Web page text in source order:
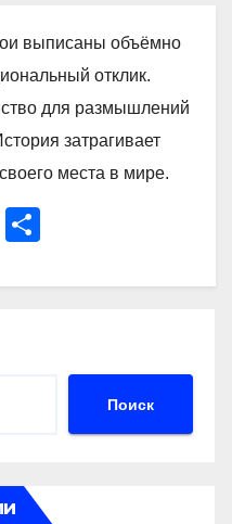
выписаны объёмно
отклик.
для размышлений
затрагивает
места в мире.
O
р
ть
Поиск